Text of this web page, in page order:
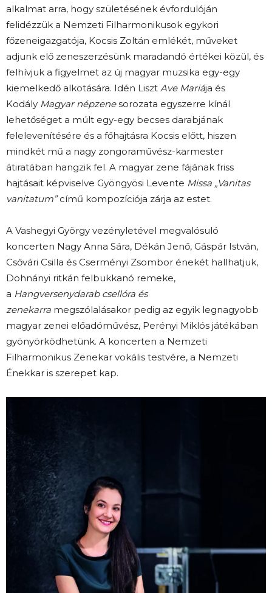
alkalmat arra, hogy születésének évfordulóján
felidézzük a Nemzeti Filharmonikusok egykori
főzeneigazgatója, Kocsis Zoltán emlékét, műveket
adjunk elő zeneszerzésünk maradandó értékei közül, és
felhívjuk a figyelmet az új magyar muzsika egy-egy
kiemelkedő alkotására. Idén Liszt Ave Mariája és
Kodály Magyar népzenesorozata egyszerre kínál
lehetőséget a múlt egy-egy becses darabjának
felelevenítésére és a főhajtásra Kocsis előtt, hiszen
mindkét mű a nagy zongoraművész-karmester
átiratában hangzik fel. A magyar zene fájának friss
hajtásait képviselve Gyöngyösi Levente Missa „Vanitas
vanitatum”című kompozíciója zárja az estet.
A Vashegyi György vezényletével megvalósuló
koncerten Nagy Anna Sára, Dékán Jenő, Gáspár István,
Csővári Csilla és Cserményi Zsombor énekét hallhatjuk,
Dohnányi ritkán felbukkanó remeke,
a Hangversenydarab csellóra és
zenekarra megszólalásakor pedig az egyik legnagyobb
magyar zenei előadóművész, Perényi Miklós játékában
gyönyörködhetünk. A koncerten a Nemzeti
Filharmonikus Zenekar vokális testvére, a Nemzeti
Énekkar is szerepet kap.